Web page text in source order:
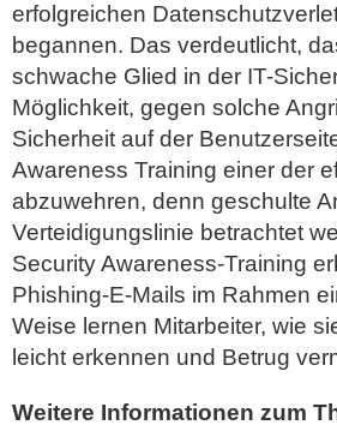
erfolgreichen
begannen. Das verdeutlicht,
schwache Glied in der IT-
Möglichkeit, gegen solche
Sicherheit auf der
Awareness Training einer der
abzuwehren, denn geschulte
Verteidigungslinie betrachtet
Security Awareness-Training
Phishing-E-Mails im Rahmen
Weise lernen Mitarbeiter, wie
leicht erkennen und Betrug
Weitere Informationen zum